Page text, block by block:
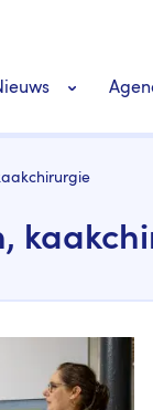
Richtlijnen